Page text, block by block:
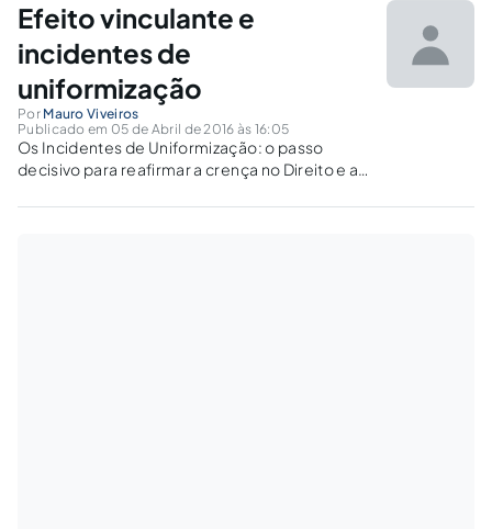
conflitos, que serão apontados neste texto.
Efeito vinculante e
incidentes de
uniformização
Por Mauro Viveiros
Publicado em 05 de Abril de 2016 às 16:05
Os Incidentes de Uniformização: o passo
decisivo para reafirmar a crença no Direito e a